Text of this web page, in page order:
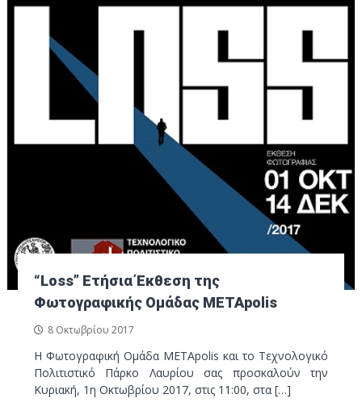
“Loss” Ετήσια Έκθεση της
Φωτογραφικής Ομάδας METApolis
8 Οκτωβρίου 2017
Η Φωτογραφική Ομάδα METApolis και το Τεχνολογικό
Πολιτιστικό Πάρκο Λαυρίου σας προσκαλούν την
Κυριακή, 1η Οκτωβρίου 2017, στις 11:00, στα […]